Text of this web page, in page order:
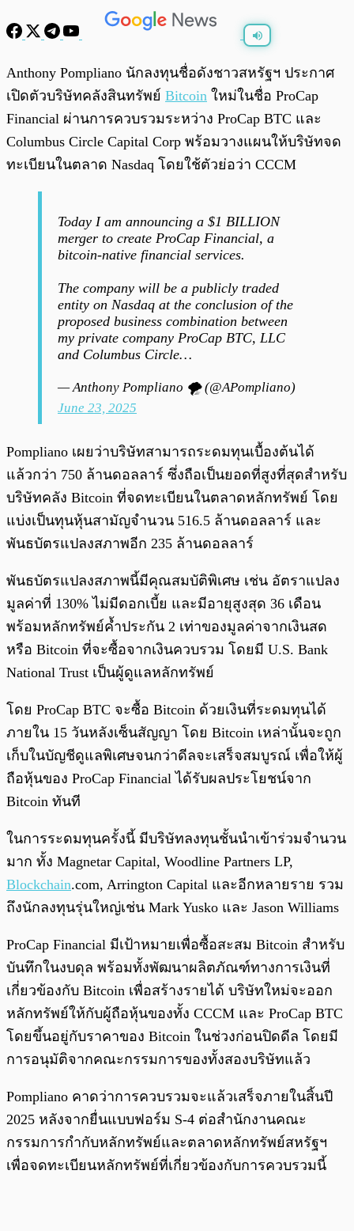
Anthony Pompliano นักลงทุนชื่อดังชาวสหรัฐฯ ประกาศ
เปิดตัวบริษัทคลังสินทรัพย์ Bitcoin ใหม่ในชื่อ ProCap
Financial ผ่านการควบรวมระหว่าง ProCap BTC และ
Columbus Circle Capital Corp พร้อมวางแผนให้บริษัทจด
ทะเบียนในตลาด Nasdaq โดยใช้ตัวย่อว่า CCCM
Today I am announcing a $1 BILLION
merger to create ProCap Financial, a
bitcoin-native financial services.
The company will be a publicly traded
entity on Nasdaq at the conclusion of the
proposed business combination between
my private company ProCap BTC, LLC
and Columbus Circle…
— Anthony Pompliano 🌪 (@APompliano)
June 23, 2025
Pompliano เผยว่าบริษัทสามารถระดมทุนเบื้องต้นได้
แล้วกว่า 750 ล้านดอลลาร์ ซึ่งถือเป็นยอดที่สูงที่สุดสำหรับ
บริษัทคลัง Bitcoin ที่จดทะเบียนในตลาดหลักทรัพย์ โดย
แบ่งเป็นทุนหุ้นสามัญจำนวน 516.5 ล้านดอลลาร์ และ
พันธบัตรแปลงสภาพอีก 235 ล้านดอลลาร์
พันธบัตรแปลงสภาพนี้มีคุณสมบัติพิเศษ เช่น อัตราแปลง
มูลค่าที่ 130% ไม่มีดอกเบี้ย และมีอายุสูงสุด 36 เดือน
พร้อมหลักทรัพย์ค้ำประกัน 2 เท่าของมูลค่าจากเงินสด
หรือ Bitcoin ที่จะซื้อจากเงินควบรวม โดยมี U.S. Bank
National Trust เป็นผู้ดูแลหลักทรัพย์
โดย ProCap BTC จะซื้อ Bitcoin ด้วยเงินที่ระดมทุนได้
ภายใน 15 วันหลังเซ็นสัญญา โดย Bitcoin เหล่านั้นจะถูก
เก็บในบัญชีดูแลพิเศษจนกว่าดีลจะเสร็จสมบูรณ์ เพื่อให้ผู้
ถือหุ้นของ ProCap Financial ได้รับผลประโยชน์จาก
Bitcoin ทันที
ในการระดมทุนครั้งนี้ มีบริษัทลงทุนชั้นนำเข้าร่วมจำนวน
มาก ทั้ง Magnetar Capital, Woodline Partners LP,
Blockchain.com, Arrington Capital และอีกหลายราย รวม
ถึงนักลงทุนรุ่นใหญ่เช่น Mark Yusko และ Jason Williams
ProCap Financial มีเป้าหมายเพื่อซื้อสะสม Bitcoin สำหรับ
บันทึกในงบดุล พร้อมทั้งพัฒนาผลิตภัณฑ์ทางการเงินที่
เกี่ยวข้องกับ Bitcoin เพื่อสร้างรายได้ บริษัทใหม่จะออก
หลักทรัพย์ให้กับผู้ถือหุ้นของทั้ง CCCM และ ProCap BTC
โดยขึ้นอยู่กับราคาของ Bitcoin ในช่วงก่อนปิดดีล โดยมี
การอนุมัติจากคณะกรรมการของทั้งสองบริษัทแล้ว
Pompliano คาดว่าการควบรวมจะแล้วเสร็จภายในสิ้นปี
2025 หลังจากยื่นแบบฟอร์ม S-4 ต่อสำนักงานคณะ
กรรมการกำกับหลักทรัพย์และตลาดหลักทรัพย์สหรัฐฯ
เพื่อจดทะเบียนหลักทรัพย์ที่เกี่ยวข้องกับการควบรวมนี้